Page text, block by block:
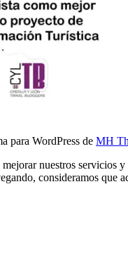
para WordPress de MH
nuestros servicios y
consideramos que